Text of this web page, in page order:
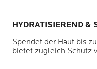
HYDRATISIEREND &
Spendet der Haut bis
bietet zugleich Schutz